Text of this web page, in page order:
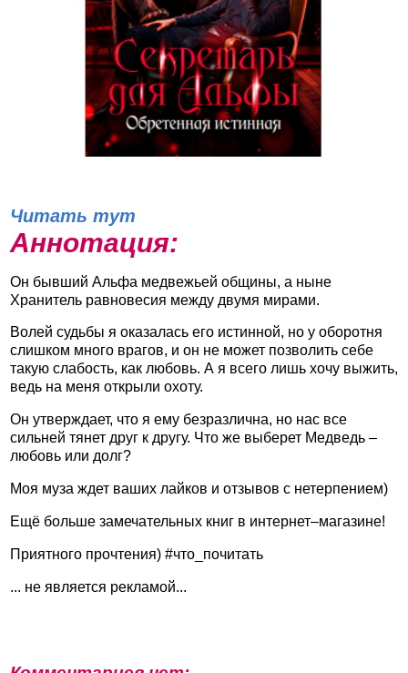
Читать тут
Аннотация:
Он бывший Альфа медвежьей общины, а ныне
Хранитель равновесия между двумя мирами.
Волей судьбы я оказалась его истинной, но у оборотня
слишком много врагов, и он не может позволить себе
такую слабость, как любовь. А я всего лишь хочу выжить,
ведь на меня открыли охоту.
Он утверждает, что я ему безразлична, но нас все
сильней тянет друг к другу. Что же выберет Медведь –
любовь или долг?
Моя муза ждет ваших лайков и отзывов с нетерпением)
Ещё больше замечательных книг в интернет–магазине!
Приятного прочтения) #что_почитать
... не является рекламой...